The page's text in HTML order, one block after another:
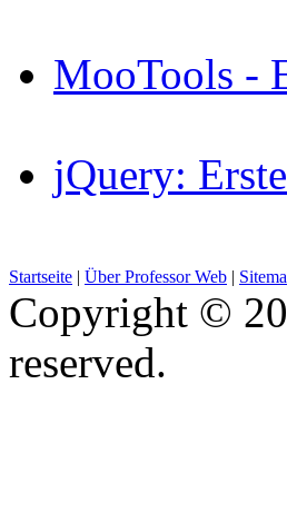
MooTools -
jQuery:
Startseite | Über Professor Web |
Copyright ©
reserved.